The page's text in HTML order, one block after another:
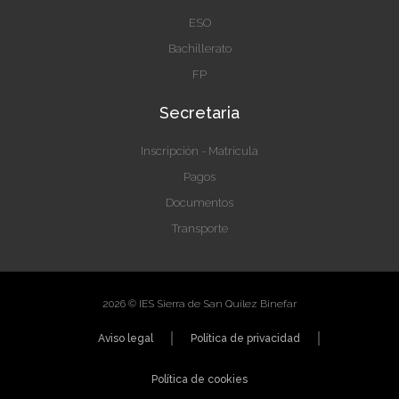
ESO
Bachillerato
FP
Secretaria
Inscripción - Matricula
Pagos
Documentos
Transporte
2026 © IES Sierra de San Quílez Binefar
Aviso legal Política de privacidad
Política de cookies